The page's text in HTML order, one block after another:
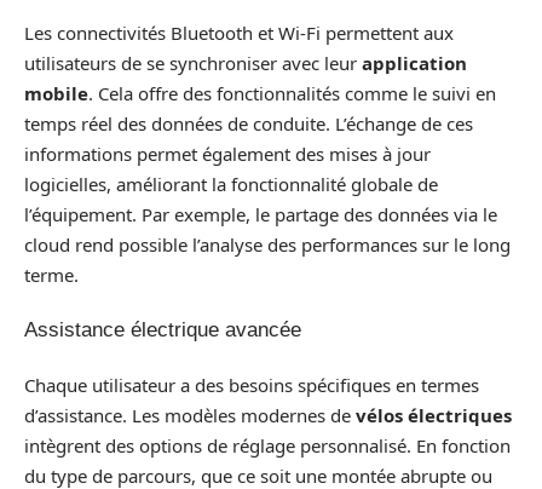
Les connectivités Bluetooth et Wi-Fi permettent aux
utilisateurs de se synchroniser avec leur application
mobile. Cela offre des fonctionnalités comme le suivi en
temps réel des données de conduite. L’échange de ces
informations permet également des mises à jour
logicielles, améliorant la fonctionnalité globale de
l’équipement. Par exemple, le partage des données via le
cloud rend possible l’analyse des performances sur le long
terme.
Assistance électrique avancée
Chaque utilisateur a des besoins spécifiques en termes
d’assistance. Les modèles modernes de vélos électriques
intègrent des options de réglage personnalisé. En fonction
du type de parcours, que ce soit une montée abrupte ou